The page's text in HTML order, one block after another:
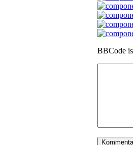
BBCode